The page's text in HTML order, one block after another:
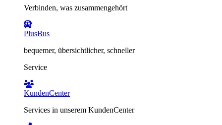
Verbinden, was zusammengehört
PlusBus
bequemer, übersichtlicher, schneller
Service
KundenCenter
Services in unserem KundenCenter